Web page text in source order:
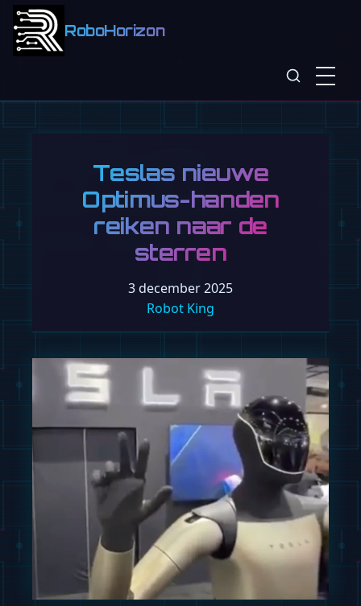
RoboHorizon
Teslas nieuwe
Optimus-handen
reiken naar de
sterren
3 december 2025
Robot King